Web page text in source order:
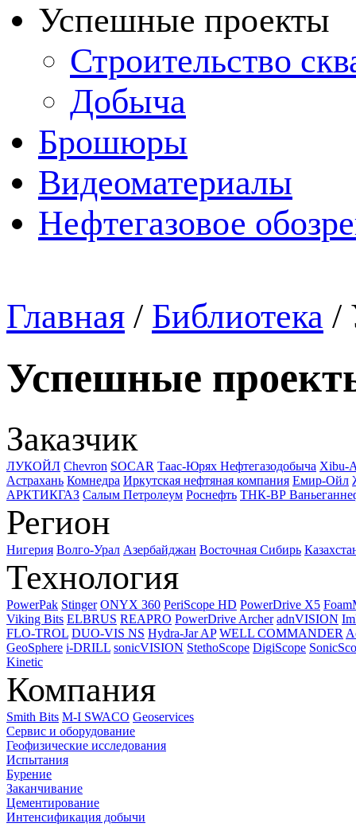
Успешные проекты
Строительство
Добыча
Брошюры
Видеоматериалы
Нефтегазовое
Главная / Библиотека /
Успешные
Заказчик
ЛУКОЙЛ Chevron SOCAR Таас-Юрях Нефтегазодобыча Xibu-
Астрахань Комнедра Иркутская нефтяная компания Емир-Ойл
АРКТИКГАЗ Салым Петролеум Роснефть ТНК-ВР
Регион
Нигерия Волго-Урал Азербайджан Восточная Сибирь
Технология
PowerPak Stinger ONYX 360 PeriScope HD PowerDrive X5
Viking Bits ELBRUS REAPRO PowerDrive Archer adnVISION
FLO-TROL DUO-VIS NS Hydra-Jar AP WELL COMMANDER
GeoSphere i-DRILL sonicVISION StethoScope DigiScope
Kinetic
Компания
Smith Bits M-I SWACO Geoservices
Сервис и оборудование
Геофизические исследования
Испытания
Бурение
Заканчивание
Цементирование
Интенсификация добычи